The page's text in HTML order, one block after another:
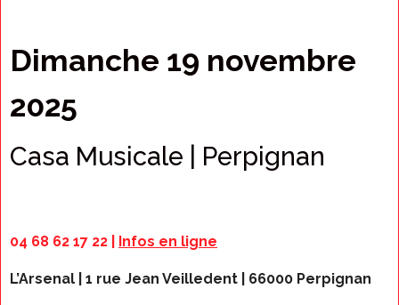
Dimanche 19 novembre
2025
Casa Musicale | Perpignan
04 68 62 17 22 | Infos en ligne
L’Arsenal | 1 rue Jean Veilledent | 66000 Perpignan